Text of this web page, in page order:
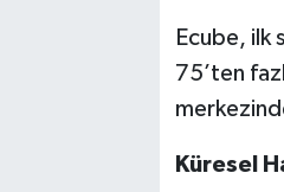
Ecube, ilk
75’ten
Küresel